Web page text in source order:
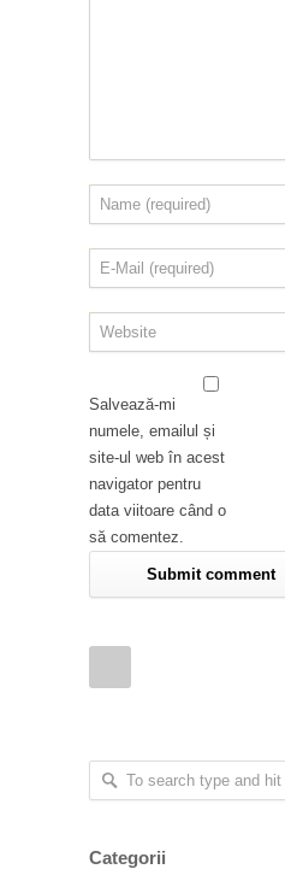
Salvează-mi
numele, emailul și
site-ul web în acest
navigator pentru
data viitoare când o
să comentez.
Categorii